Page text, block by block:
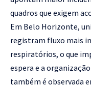
quadros que exigem
Em Belo Horizonte,
registram fluxo mais
respiratórios, o que
espera e a
também é observada